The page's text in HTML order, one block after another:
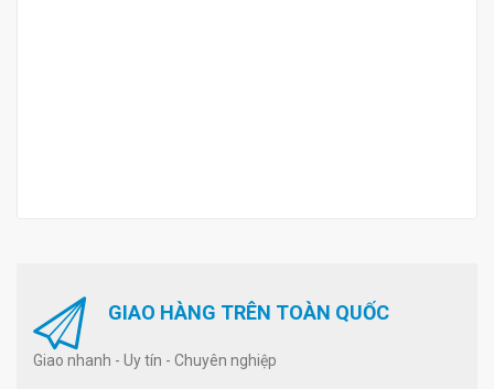
GIAO HÀNG TRÊN TOÀN QUỐC
Giao nhanh - Uy tín - Chuyên nghiệp